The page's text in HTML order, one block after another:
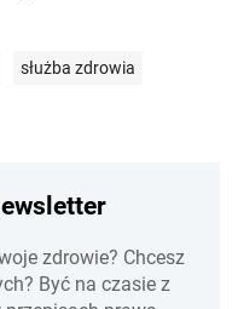
służba zdrowia
zdrowie? Chcesz
Być na czasie z